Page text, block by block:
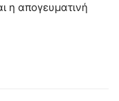
η απογευματινή